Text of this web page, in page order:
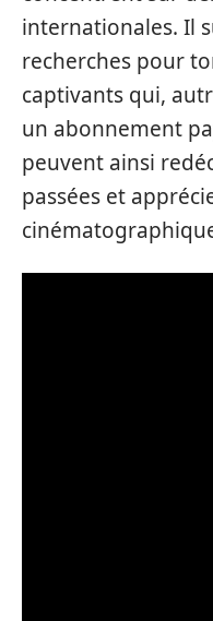
internationales. Il
recherches pour
captivants qui,
un abonnement
peuvent ainsi
passées et